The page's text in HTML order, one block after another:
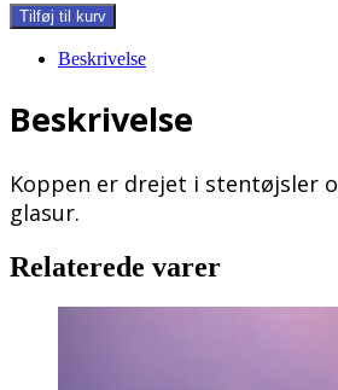
Skammen
er
antal
Tilføj til kurv
Beskrivelse
Beskrivelse
Koppen er drejet i stentøjsler
glasur.
Relaterede varer